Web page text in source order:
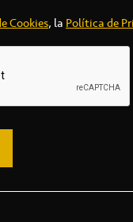
Cookies, la Política de